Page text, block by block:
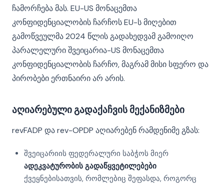
ჩამორჩება მას. EU-US მონაცემთა
კონფიდენციალობის ჩარჩოს EU-ს მიღებით
გამოწვეულმა 2024 წლის გადახედვამ გამოიღო
პარალელური შვეიცარია-US მონაცემთა
კონფიდენციალობის ჩარჩო, მაგრამ მისი სფერო და
პირობები ერთნაირი არ არის.
აღიარებული გადაქაჩვის მექანიზმები
revFADP და rev-OPDP აღიარებენ რამდენიმე გზას:
შვეიცარიის ფედერალური საბჭოს მიერ
ადეკვატურობის გადაწყვეტილებები
ქვეყნებისათვის, რომლებიც შეფასდა, როგორც